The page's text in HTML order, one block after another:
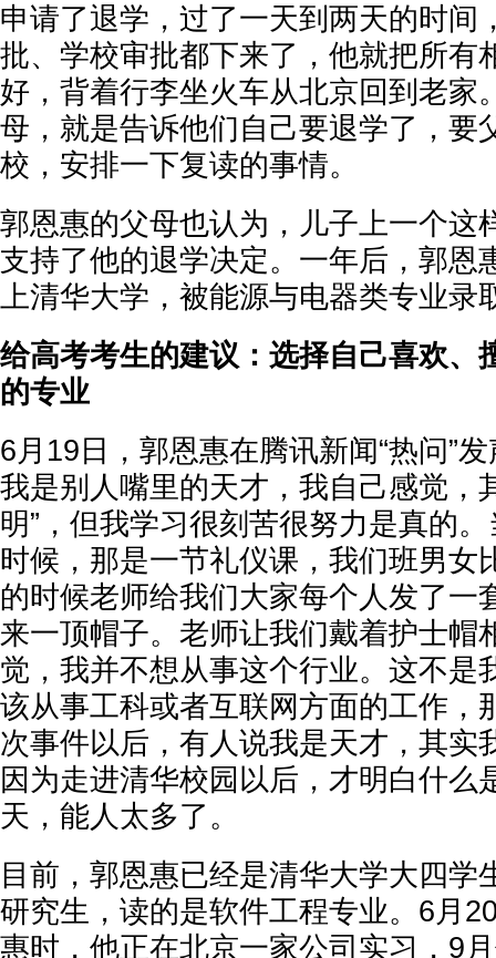
申请了退学，过了一天到两天的时间
批、学校审批都下来了，他就把所有
好，背着行李坐火车从北京回到老家
母，就是告诉他们自己要退学了，要
校，安排一下复读的事情。
郭恩惠的父母也认为，儿子上一个这
支持了他的退学决定。一年后，郭恩
上清华大学，被能源与电器类专业录
给高考考生的建议：选择自己喜欢、
的专业
6月19日，郭恩惠在腾讯新闻“热问”
我是别人嘴里的天才，我自己感觉，
明”，但我学习很刻苦很努力是真的
时候，那是一节礼仪课，我们班男女
的时候老师给我们大家每个人发了一
来一顶帽子。老师让我们戴着护士帽
觉，我并不想从事这个行业。这不是
该从事工科或者互联网方面的工作，
次事件以后，有人说我是天才，其实
因为走进清华校园以后，才明白什么
天，能人太多了。
目前，郭恩惠已经是清华大学大四学
研究生，读的是软件工程专业。6月
惠时，他正在北京一家公司实习，9